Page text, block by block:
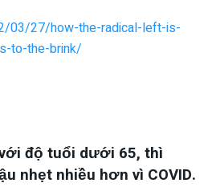
03/27/how-the-radical-left-is-
to-the-brink/
độ tuổi dưới 65, thì
nhẹt nhiều hơn vì COVID.